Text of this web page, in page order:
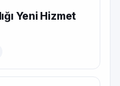
Yeni Hizmet